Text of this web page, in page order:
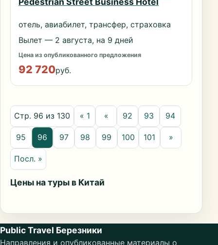
отель, авиабилет, трансфер, страховка
Вылет — 2 августа, на 9 дней
Цена из опубликованного предложения
92 720руб.
Стр. 96 из 130 « 1 « 92 93 94
95 96 97 98 99 100 101 »
Посл. »
Цены на туры в Китай
Public Travel Березники
Направления и опубликованные материалы о